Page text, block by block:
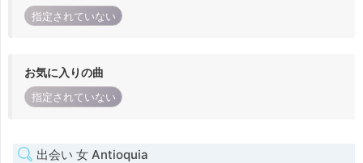
指定されていない
お気に入りの曲
指定されていない
出会い 女 Antioquia